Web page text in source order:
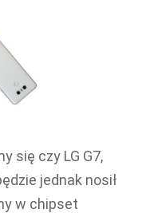
się czy LG G7,
jednak nosił
w chipset